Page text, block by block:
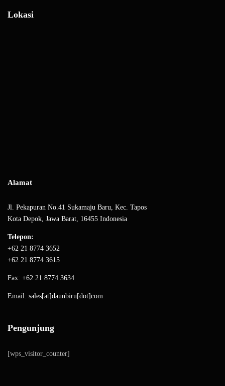
Lokasi
Alamat
Jl. Pekapuran No.41 Sukamaju Baru, Kec. Tapos
Kota Depok, Jawa Barat, 16455 Indonesia
Telepon:
+62 21 8774 3652
+62 21 8774 3615
Fax: +62 21 8774 3634
Email: sales[at]daunbiru[dot]com
Pengunjung
[wps_visitor_counter]